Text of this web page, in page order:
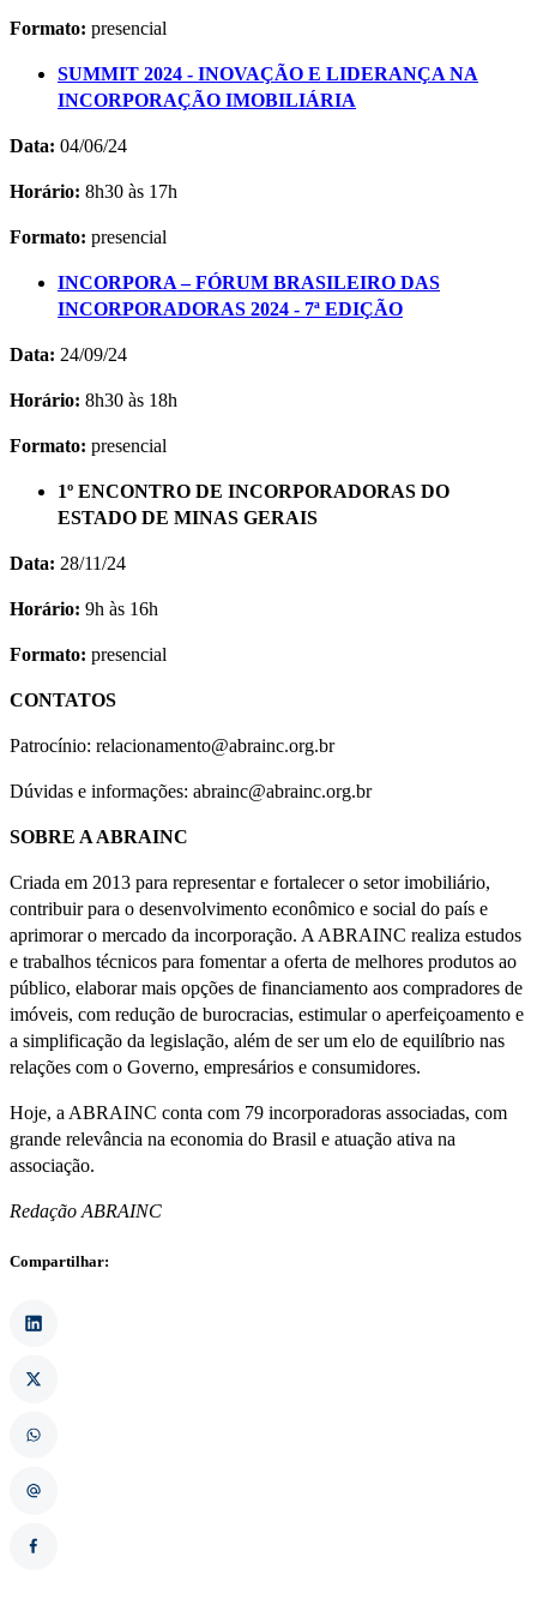
Formato: presencial
SUMMIT 2024 - INOVAÇÃO E LIDERANÇA NA
INCORPORAÇÃO IMOBILIÁRIA
Data: 04/06/24
Horário: 8h30 às 17h
Formato: presencial
INCORPORA – FÓRUM BRASILEIRO DAS
INCORPORADORAS 2024 - 7ª EDIÇÃO
Data: 24/09/24
Horário: 8h30 às 18h
Formato: presencial
1º ENCONTRO DE INCORPORADORAS DO
ESTADO DE MINAS GERAIS
Data: 28/11/24
Horário: 9h às 16h
Formato: presencial
CONTATOS
Patrocínio: relacionamento@abrainc.org.br
Dúvidas e informações: abrainc@abrainc.org.br
SOBRE A ABRAINC
Criada em 2013 para representar e fortalecer o setor imobiliário,
contribuir para o desenvolvimento econômico e social do país e
aprimorar o mercado da incorporação. A ABRAINC realiza estudos
e trabalhos técnicos para fomentar a oferta de melhores produtos ao
público, elaborar mais opções de financiamento aos compradores de
imóveis, com redução de burocracias, estimular o aperfeiçoamento e
a simplificação da legislação, além de ser um elo de equilíbrio nas
relações com o Governo, empresários e consumidores.
Hoje, a ABRAINC conta com 79 incorporadoras associadas, com
grande relevância na economia do Brasil e atuação ativa na
associação.
Redação ABRAINC
Compartilhar: